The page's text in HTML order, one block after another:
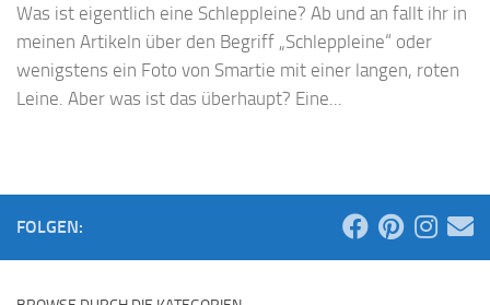
Was ist eigentlich eine Schleppleine? Ab und an fallt ihr in
meinen Artikeln über den Begriff „Schleppleine“ oder
wenigstens ein Foto von Smartie mit einer langen, roten
Leine. Aber was ist das überhaupt? Eine...
FOLGEN: